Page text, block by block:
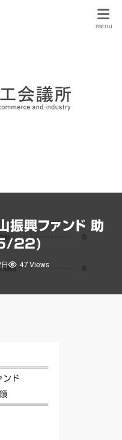
振興ファンド 助
5/22)
47 Views